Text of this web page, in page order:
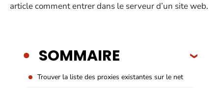
article comment entrer dans le serveur d’un site web.
SOMMAIRE
Trouver la liste des proxies existantes sur le net